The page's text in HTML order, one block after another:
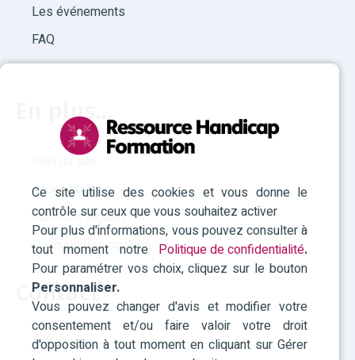
Ce site utilise des cookies et vous donne le
contrôle sur ceux que vous souhaitez activer
Pour plus d'informations, vous pouvez consulter à
tout moment notre Politique de confidentialité.
Pour paramétrer vos choix, cliquez sur le bouton
Personnaliser.
Vous pouvez changer d'avis et modifier votre
consentement et/ou faire valoir votre droit
d'opposition à tout moment en cliquant sur Gérer
Les événements
FAQ
En plus...
Plan du site
Accessibilité
Mentions légales
Politique des cookies
Contact
RHF Paca